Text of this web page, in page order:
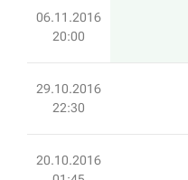
06.11.2016
20:00
29.10.2016
22:30
20.10.2016